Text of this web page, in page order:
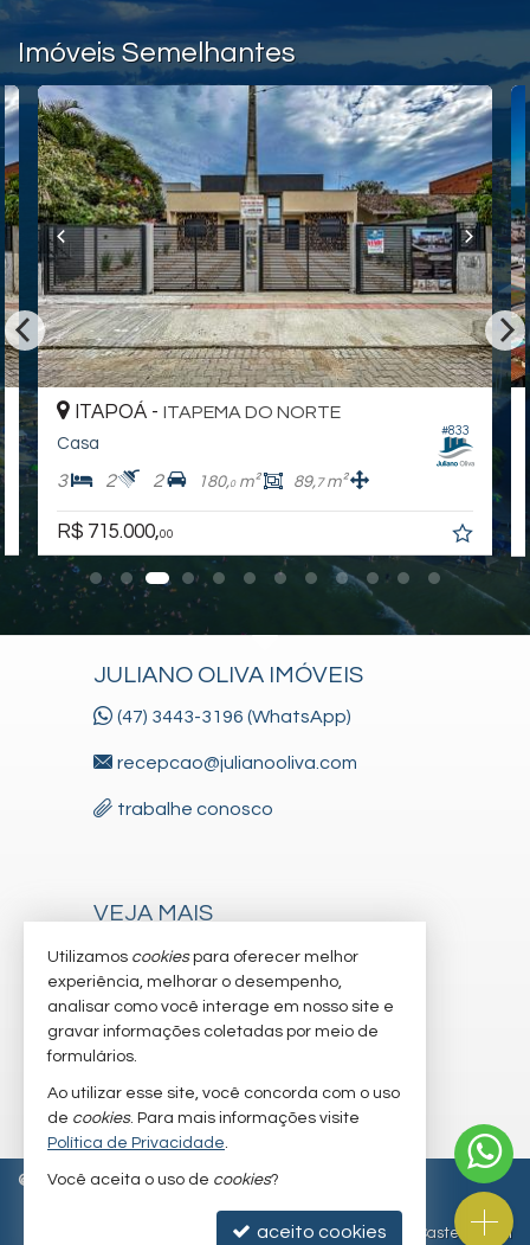
Endereço:
RUA 779 ARMINDO BUENO, nº 334
Itapema do Norte
Itapoá /SC
ver mapa abaixo
Imóveis Semelhantes
#833
ITAPOÁ - ITAPEMA DO NORTE
Casa
3 2 2 180,0m² 89,7m²
R$ 715.000,00
JULIANO OLIVA IMÓVEIS
(47) 3443-3196 (WhatsApp)
recepcao@julianooliva.com
trabalhe conosco
VEJA MAIS
receba nosso newsletter
cadastre seu imóvel
imóveis favoritos
mapa de imóveis
© 2026 CRECI/SC 6.830-J Política de Privacidade
Site para imobiliárias : Castel Digital
Utilizamos cookiespara oferecer melhor
experiência, melhorar o desempenho,
analisar como você interage em nosso site e
gravar informações coletadas por meio de
formulários.
Ao utilizar esse site, você concorda com o uso
de cookies. Para mais informações visite
Política de Privacidade.
Você aceita o uso de cookies?
aceito cookies